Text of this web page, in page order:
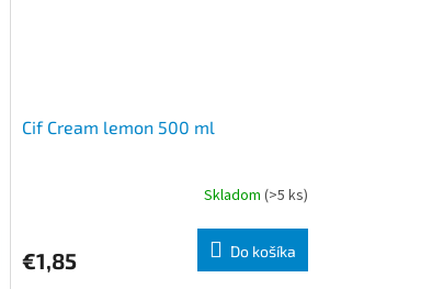
Cif Cream lemon 500 ml
Skladom (>5 ks)
€1,85 Do košíka